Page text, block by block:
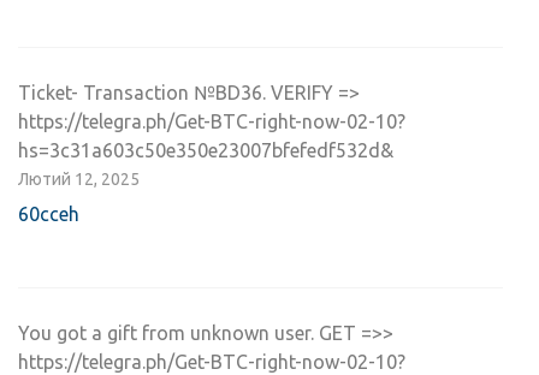
Ticket- Transaction №BD36. VERIFY =>
https://telegra.ph/Get-BTC-right-now-02-10?
hs=3c31a603c50e350e23007bfefedf532d&
Лютий 12, 2025
60cceh
You got a gift from unknown user. GET =>>
https://telegra.ph/Get-BTC-right-now-02-10?